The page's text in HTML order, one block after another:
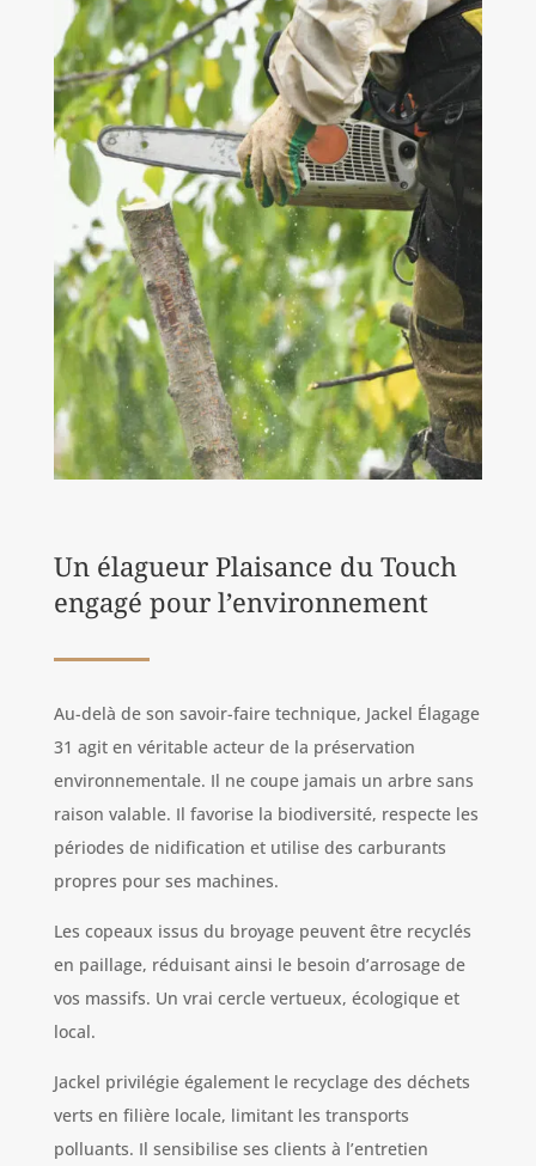
Un élagueur Plaisance du Touch
engagé pour l’environnement
Au-delà de son savoir-faire technique, Jackel Élagage
31 agit en véritable acteur de la préservation
environnementale. Il ne coupe jamais un arbre sans
raison valable. Il favorise la biodiversité, respecte les
périodes de nidification et utilise des carburants
propres pour ses machines.
Les copeaux issus du broyage peuvent être recyclés
en paillage, réduisant ainsi le besoin d’arrosage de
vos massifs. Un vrai cercle vertueux, écologique et
local.
Jackel privilégie également le recyclage des déchets
verts en filière locale, limitant les transports
polluants. Il sensibilise ses clients à l’entretien